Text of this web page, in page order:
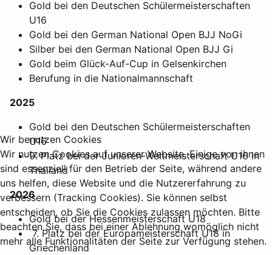
Gold bei den Deutschen Schülermeisterschaften
U16
Gold bei den German National Open BJJ NoGi
Silber bei den German National Open BJJ Gi
Gold beim Glück-Auf-Cup in Gelsenkirchen
Berufung in die Nationalmannschaft
2025
Gold bei den Deutschen Schülermeisterschaften
U16
9. Platz bei der Junioren-Weltmeisterschaft U16 in
Thailand
2026
Gold bei der Hessenmeisterschaft U18
7. Platz bei der Europameisterschaft U18 in
Griechenland
Wir benutzen Cookies
Wir nutzen Cookies auf unserer Website. Einige von ihnen
sind essenziell für den Betrieb der Seite, während andere
uns helfen, diese Website und die Nutzererfahrung zu
verbessern (Tracking Cookies). Sie können selbst
entscheiden, ob Sie die Cookies zulassen möchten. Bitte
beachten Sie, dass bei einer Ablehnung womöglich nicht
mehr alle Funktionalitäten der Seite zur Verfügung stehen.